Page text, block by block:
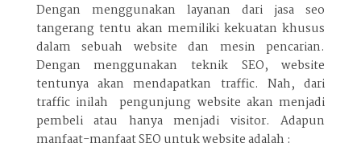
Dengan menggunakan layanan dari jasa seo
tangerang tentu akan memiliki kekuatan khusus
dalam sebuah website dan mesin pencarian.
Dengan menggunakan teknik SEO, website
tentunya akan mendapatkan traffic. Nah, dari
traffic inilah pengunjung website akan menjadi
pembeli atau hanya menjadi visitor. Adapun
manfaat-manfaat SEO untuk website adalah :